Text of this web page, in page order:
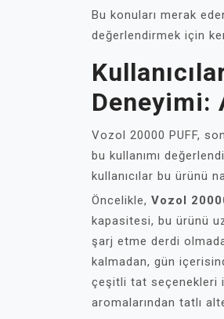
Bu konuları merak
değerlendirmek için
Deneyimi:
Vozol 20000 PUFF,
bu kullanımı
kullanıcılar bu ürünü
Öncelikle, Vozol
kapasitesi, bu ürünü
şarj etme derdi
kalmadan, gün
çeşitli tat seçenekleri
aromalarından tatlı